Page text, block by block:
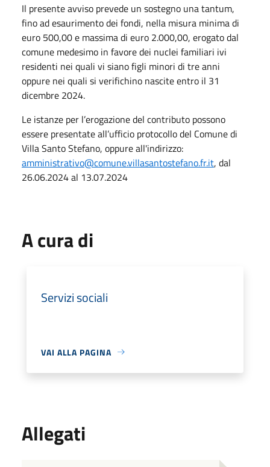
Il presente avviso prevede un sostegno una tantum,
fino ad esaurimento dei fondi, nella misura minima di
euro 500,00 e massima di euro 2.000,00, erogato dal
comune medesimo in favore dei nuclei familiari ivi
residenti nei quali vi siano figli minori di tre anni
oppure nei quali si verifichino nascite entro il 31
dicembre 2024.
Le istanze per l’erogazione del contributo possono
essere presentate all’ufficio protocollo del Comune di
Villa Santo Stefano, oppure all'indirizzo:
amministrativo@comune.villasantostefano.fr.it, dal
26.06.2024 al 13.07.2024
A cura di
Servizi sociali
VAI ALLA PAGINA
Allegati